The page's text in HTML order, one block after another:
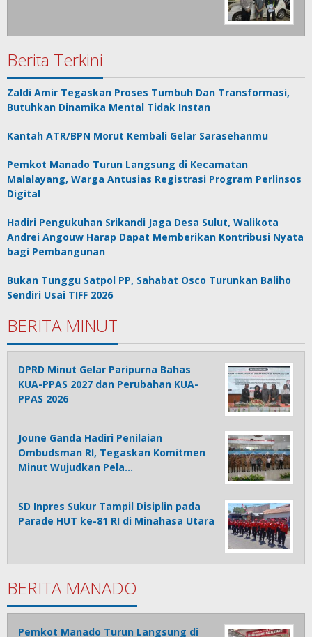
Berita Terkini
Zaldi Amir Tegaskan Proses Tumbuh Dan Transformasi,
Butuhkan Dinamika Mental Tidak Instan
Kantah ATR/BPN Morut Kembali Gelar Sarasehanmu
Pemkot Manado Turun Langsung di Kecamatan
Malalayang, Warga Antusias Registrasi Program Perlinsos
Digital
Hadiri Pengukuhan Srikandi Jaga Desa Sulut, Walikota
Andrei Angouw Harap Dapat Memberikan Kontribusi Nyata
bagi Pembangunan
Bukan Tunggu Satpol PP, Sahabat Osco Turunkan Baliho
Sendiri Usai TIFF 2026
BERITA MINUT
DPRD Minut Gelar Paripurna Bahas
KUA-PPAS 2027 dan Perubahan KUA-
PPAS 2026
Joune Ganda Hadiri Penilaian
Ombudsman RI, Tegaskan Komitmen
Minut Wujudkan Pela…
SD Inpres Sukur Tampil Disiplin pada
Parade HUT ke-81 RI di Minahasa Utara
BERITA MANADO
Pemkot Manado Turun Langsung di